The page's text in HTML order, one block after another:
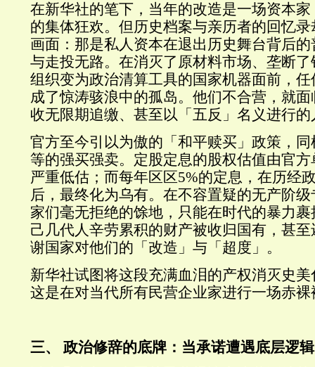
在新华社的笔下，当年的改造是一场资本
的集体狂欢。但历史档案与亲历者的回忆
画面：那是私人资本在退出历史舞台背后
与走投无路。在消灭了原材料市场、垄断
组织变为政治清算工具的国家机器面前，
成了惊涛骇浪中的孤岛。他们不合营，就
收无限期追缴、甚至以「五反」名义进行
官方至今引以为傲的「和平赎买」政策，
等的强买强卖。定股定息的股权估值由官
严重低估；而每年区区5%的定息，在历经
后，最终化为乌有。在不容置疑的无产阶
家们毫无拒绝的馀地，只能在时代的暴力
己几代人辛劳累积的财产被收归国有，甚
谢国家对他们的「改造」与「超度」。
新华社试图将这段充满血泪的产权消灭史
这是在对当代所有民营企业家进行一场赤
三、 政治修辞的底牌：当承诺遭遇底层逻辑